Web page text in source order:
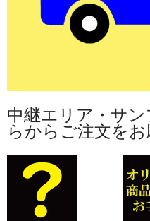
中継エリア・サ
らからご注文をお